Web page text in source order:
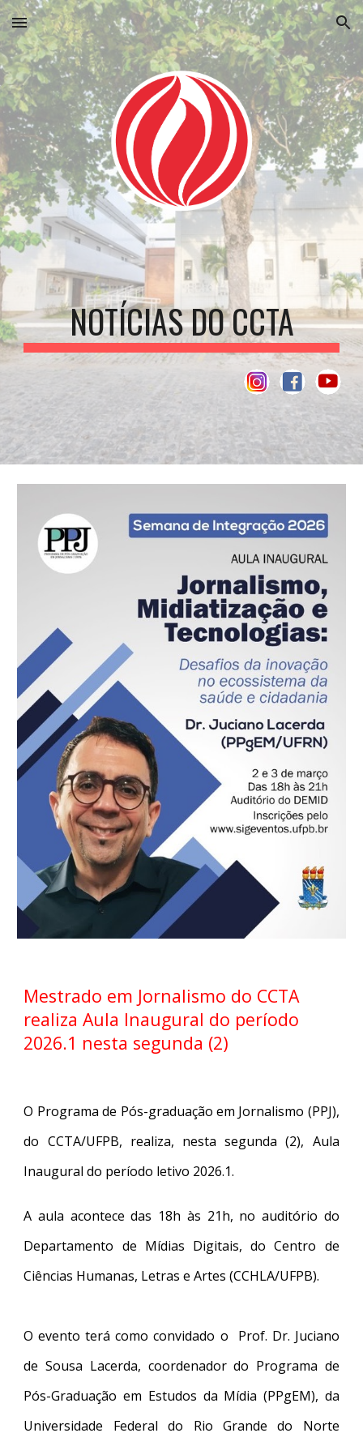
Skip to main content Skip to navigation
NOTÍCIAS DO CCTA
Mestrado em Jornalismo do CCTA
realiza Aula Inaugural do período
2026.1 nesta segunda (2)
O Programa de Pós-graduação em Jornalismo (PPJ),
do CCTA/UFPB, realiza, nesta segunda (2), Aula
Inaugural do período letivo 2026.1.
A aula acontece das 18h às 21h, no auditório do
Departamento de Mídias Digitais, do Centro de
Ciências Humanas, Letras e Artes (CCHLA/UFPB).
O evento terá como convidado o
Prof. Dr. Juciano
de Sousa Lacerda, coordenador do Programa de
Pós-Graduação em Estudos da Mídia (PPgEM), da
Universidade Federal do Rio Grande do Norte